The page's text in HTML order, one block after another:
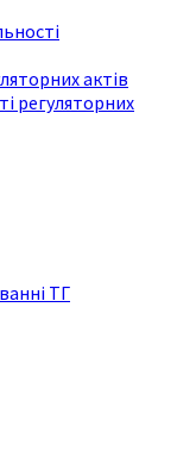
актів
регуляторних
ТГ